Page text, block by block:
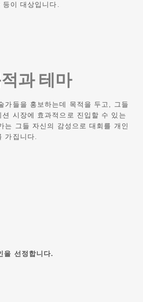
이 대상입니다.
과 테마
가들을 홍보하는데 목적을 두고, 그들
시장에 효과적으로 진입할 수 있는
는 그들 자신의 감성으로 대회를 개인
가집니다.
을 선정합니다.